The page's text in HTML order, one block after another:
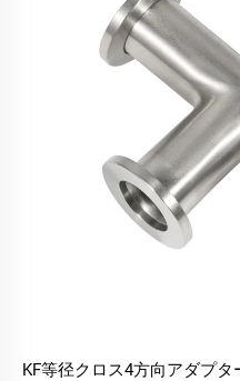
KF等径クロス4方向アダプ